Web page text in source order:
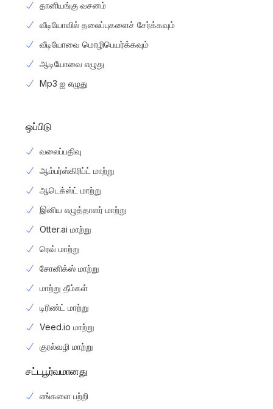
தானியங்கு வசனம்
வீடியோவில் தலைப்புகளைச் சேர்க்கவும்
வீடியோவை மொழிபெயர்க்கவும்
ஆடியோவை எழுது
Mp3 ஐ எழுது
ஒப்பிடு
வலைப்பதிவு
ஆம்பர்ஸ்கிரிப்ட் மாற்று
ஆடெக்ஸ்ட் மாற்று
இனிய எழுத்தாளர் மாற்று
Otter.ai மாற்று
ரெவ் மாற்று
சோனிக்ஸ் மாற்று
மாற்று தீம்கள்
டிரிண்ட் மாற்று
Veed.io மாற்று
குரல்வழி மாற்று
சட்டபூர்வமானது
எங்களை பற்றி